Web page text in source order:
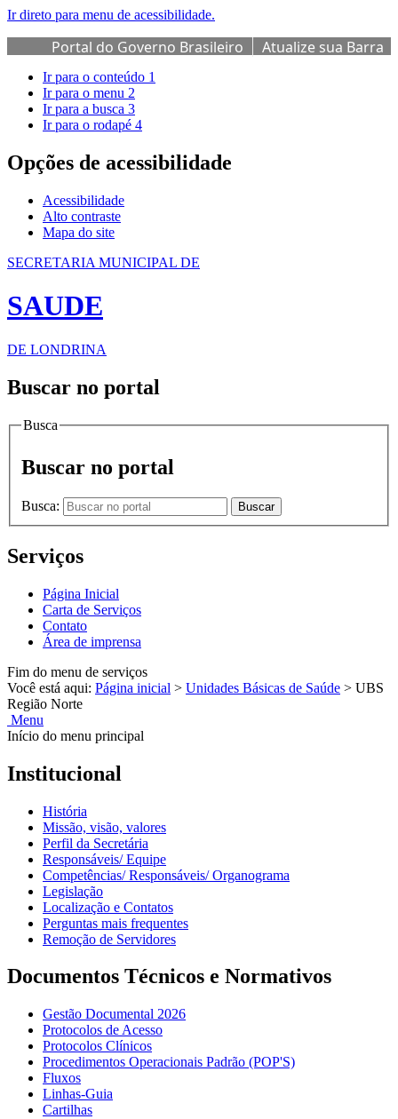
Ir direto para menu de acessibilidade.
Portal do Governo Brasileiro
Atualize sua Barra
de Governo
Ir para o conteúdo 1
Ir para o menu 2
Ir para a busca 3
Ir para o rodapé 4
Opções de acessibilidade
Acessibilidade
Alto contraste
Mapa do site
SECRETARIA MUNICIPAL DE
SAUDE
DE LONDRINA
Buscar no portal
Busca
Buscar no portal
Busca: Buscar
Serviços
Página Inicial
Carta de Serviços
Contato
Área de imprensa
Fim do menu de serviços
Você está aqui: Página inicial > Unidades Básicas de Saúde > UBS
Região Norte
Menu
Início do menu principal
Institucional
História
Missão, visão, valores
Perfil da Secretária
Responsáveis/ Equipe
Competências/ Responsáveis/ Organograma
Legislação
Localização e Contatos
Perguntas mais frequentes
Remoção de Servidores
Documentos Técnicos e Normativos
Gestão Documental 2026
Protocolos de Acesso
Protocolos Clínicos
Procedimentos Operacionais Padrão (POP'S)
Fluxos
Linhas-Guia
Cartilhas